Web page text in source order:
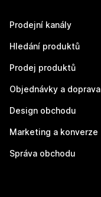
Prodejní kanály
Hledání produktů
Prodej produktů
Objednávky a doprava
Design obchodu
Marketing a konverze
Správa obchodu